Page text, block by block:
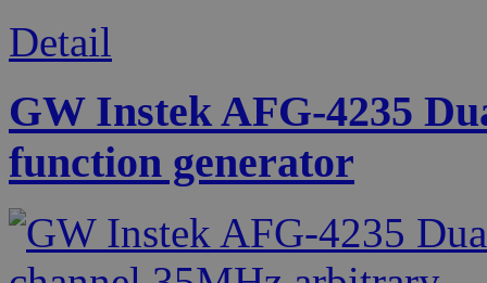
Detail
GW Instek AFG-4235
function generator